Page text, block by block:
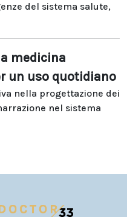
del sistema salute,
medicina
un uso quotidiano
nella progettazione dei
nel sistema